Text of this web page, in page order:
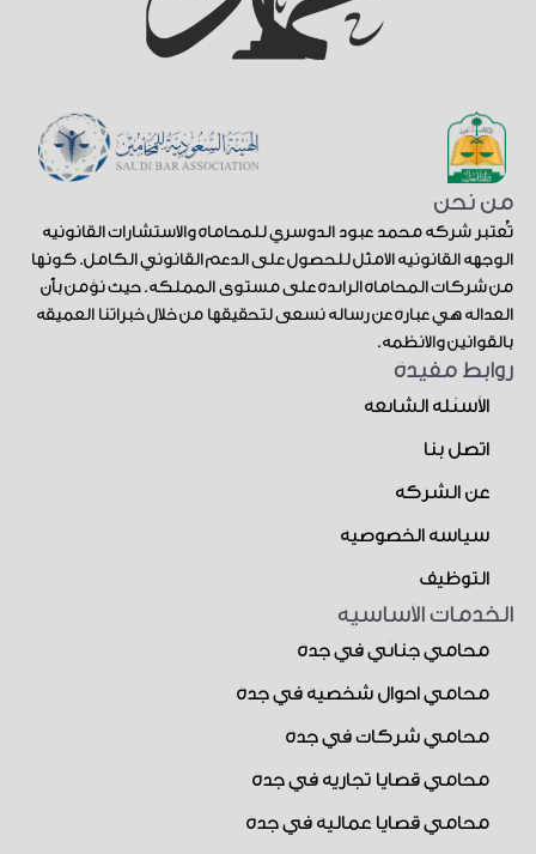
من نحن
تُعتبر شركة محمد عبود الدوسري للمحاماة والاستشارات القانونية
الوجهة القانونية الأمثل للحصول على الدعم القانوني الكامل. كونها
من شركات المحاماة الرائدة على مستوى المملكة. حيث نؤمن بأن
العدالة هي عبارة عن رسالة نسعى لتحقيقها من خلال خبراتنا العميقة
بالقوانين والأنظمة.
روابط مفيدة
الأسئلة الشائعة
اتصل بنا
عن الشركة
سياسة الخصوصية
التوظيف
الخدمات الأساسية
محامي جنائي في جدة
محامي أحوال شخصية في جدة
محامي شركات في جدة
محامي قضايا تجارية في جدة
محامي قضايا عمالية في جدة